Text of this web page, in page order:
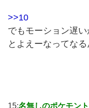
>>10
でもモーション遅
とよえーなってな
15:名無しのポケモン